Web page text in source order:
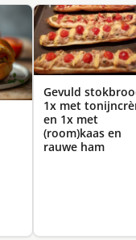
Gevuld
1x met
en 1x met
(room)kaas en
rauwe ham